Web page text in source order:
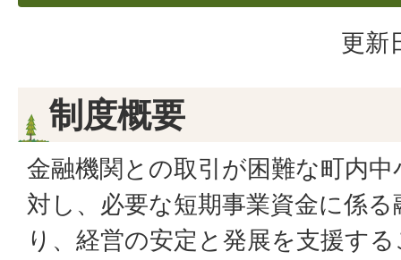
更新
制度概要
金融機関との取引が困難な町内
対し、必要な短期事業資金に係
り、経営の安定と発展を支援す